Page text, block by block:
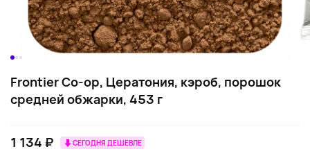
Frontier Co-op, Цератония, кэроб, порошок
средней обжарки, 453 г
1 134 ₽ СЕГОДНЯ ДЕШЕВЛЕ